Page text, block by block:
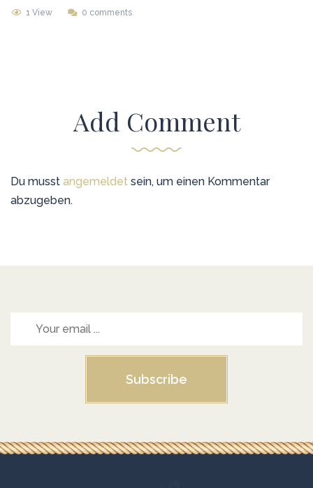
1 View 0 comments
Add Comment
Du musst angemeldet sein, um einen Kommentar
abzugeben.
Subscribe